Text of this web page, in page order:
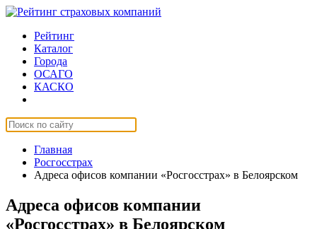
Рейтинг
Каталог
Города
ОСАГО
КАСКО
Главная
Росгосстрах
Адреса офисов компании «Росгосстрах» в Белоярском
Адреса офисов компании
«Росгосстрах» в Белоярском